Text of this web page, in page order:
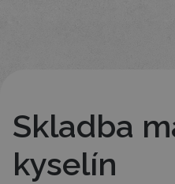
Skladba
kyselín